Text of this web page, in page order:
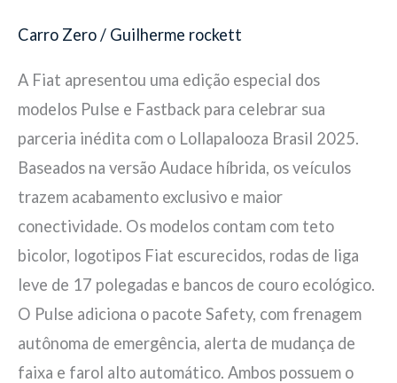
Carro Zero/ Guilherme rockett
A Fiat apresentou uma edição especial dos
modelos Pulse e Fastback para celebrar sua
parceria inédita com o Lollapalooza Brasil 2025.
Baseados na versão Audace híbrida, os veículos
trazem acabamento exclusivo e maior
conectividade. Os modelos contam com teto
bicolor, logotipos Fiat escurecidos, rodas de liga
leve de 17 polegadas e bancos de couro ecológico.
O Pulse adiciona o pacote Safety, com frenagem
autônoma de emergência, alerta de mudança de
faixa e farol alto automático. Ambos possuem o